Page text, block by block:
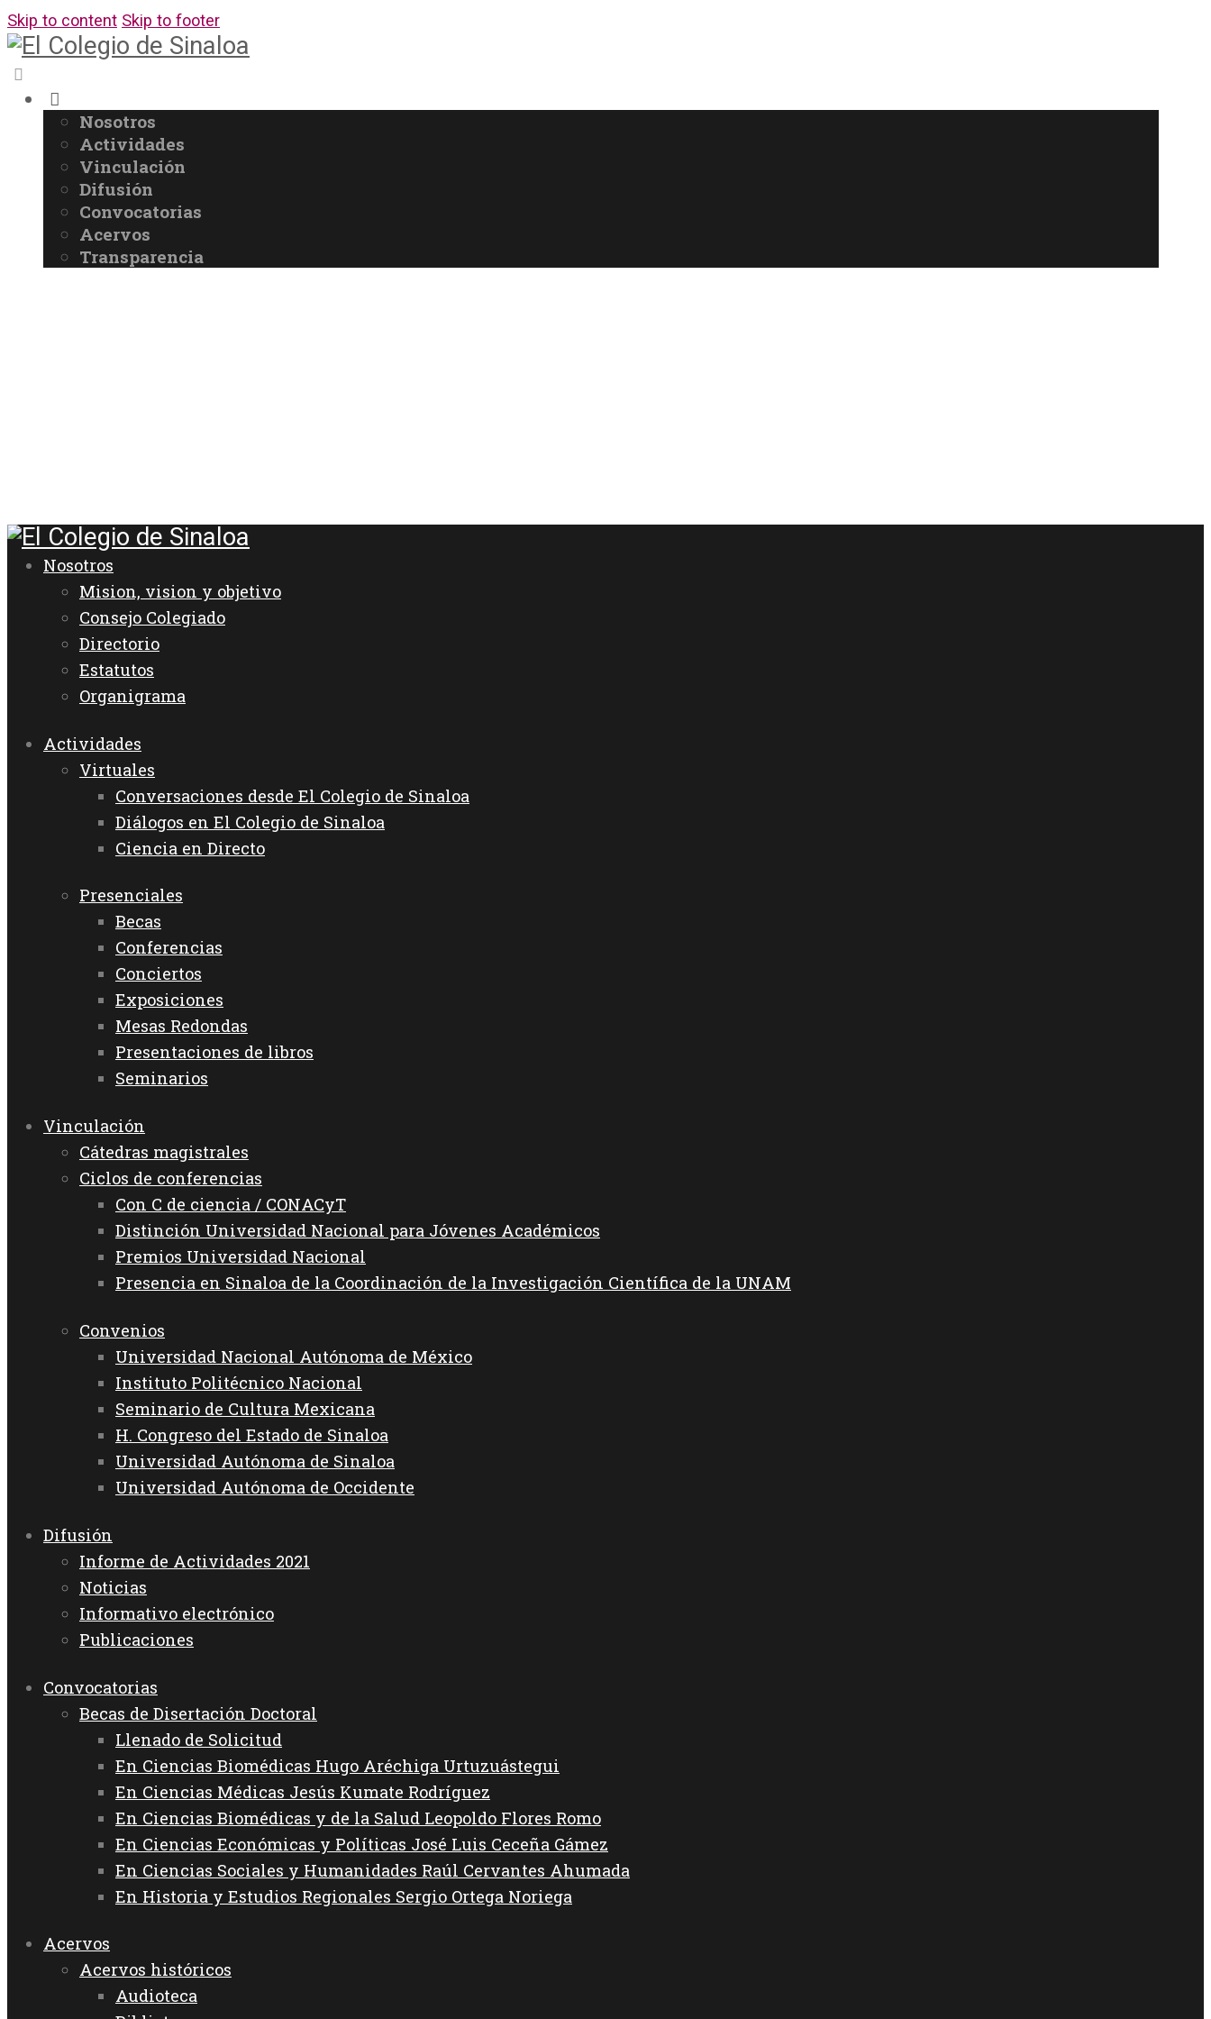
Skip to content Skip to footer
Nosotros
Actividades
Vinculación
Difusión
Convocatorias
Acervos
Transparencia
Nosotros
Mision, vision y objetivo
Consejo Colegiado
Directorio
Estatutos
Organigrama
Actividades
Virtuales
Conversaciones desde El Colegio de Sinaloa
Diálogos en El Colegio de Sinaloa
Ciencia en Directo
Presenciales
Becas
Conferencias
Conciertos
Exposiciones
Mesas Redondas
Presentaciones de libros
Seminarios
Vinculación
Cátedras magistrales
Ciclos de conferencias
Con C de ciencia / CONACyT
Distinción Universidad Nacional para Jóvenes Académicos
Premios Universidad Nacional
Presencia en Sinaloa de la Coordinación de la Investigación Científica de la UNAM
Convenios
Universidad Nacional Autónoma de México
Instituto Politécnico Nacional
Seminario de Cultura Mexicana
H. Congreso del Estado de Sinaloa
Universidad Autónoma de Sinaloa
Universidad Autónoma de Occidente
Difusión
Informe de Actividades 2021
Noticias
Informativo electrónico
Publicaciones
Convocatorias
Becas de Disertación Doctoral
Llenado de Solicitud
En Ciencias Biomédicas Hugo Aréchiga Urtuzuástegui
En Ciencias Médicas Jesús Kumate Rodríguez
En Ciencias Biomédicas y de la Salud Leopoldo Flores Romo
En Ciencias Económicas y Políticas José Luis Ceceña Gámez
En Ciencias Sociales y Humanidades Raúl Cervantes Ahumada
En Historia y Estudios Regionales Sergio Ortega Noriega
Acervos
Acervos históricos
Audioteca